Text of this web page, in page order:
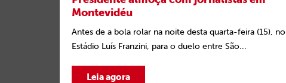
Montevidéu
Antes de a bola rolar na noite desta quarta-feira (15), no
Estádio Luís Franzini, para o duelo entre São...
Leia agora